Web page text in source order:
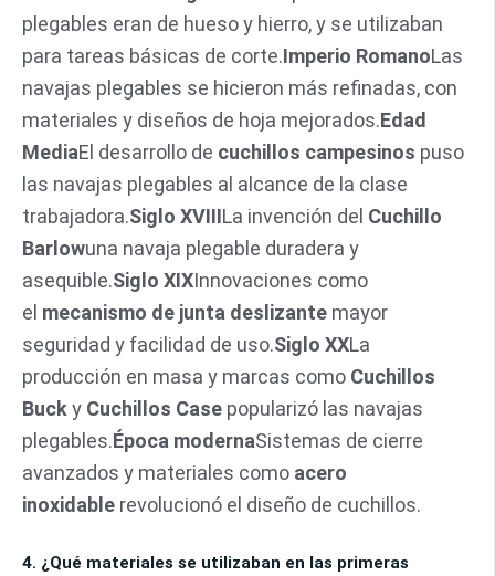
plegables eran de hueso y hierro, y se utilizaban
para tareas básicas de corte.Imperio RomanoLas
navajas plegables se hicieron más refinadas, con
materiales y diseños de hoja mejorados.Edad
MediaEl desarrollo de cuchillos campesinos puso
las navajas plegables al alcance de la clase
trabajadora.Siglo XVIIILa invención del Cuchillo
Barlowuna navaja plegable duradera y
asequible.Siglo XIXInnovaciones como
el mecanismo de junta deslizante mayor
seguridad y facilidad de uso.Siglo XXLa
producción en masa y marcas como Cuchillos
Bucky Cuchillos Case popularizó las navajas
plegables.Época modernaSistemas de cierre
avanzados y materiales como acero
inoxidable revolucionó el diseño de cuchillos.
4. ¿Qué materiales se utilizaban en las primeras